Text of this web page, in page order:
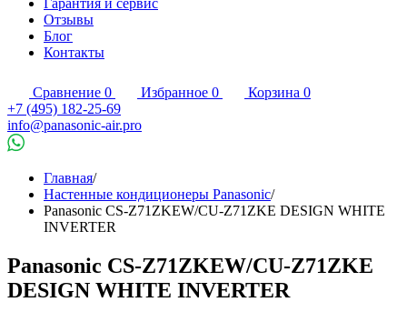
Гарантия и сервис
Отзывы
Блог
Контакты
Сравнение 0 Избранное 0 Корзина 0
+7 (495) 182-25-69
info@panasonic-air.pro
Главная/
Настенные кондиционеры Panasonic/
Panasonic CS-Z71ZKEW/CU-Z71ZKE DESIGN WHITE
INVERTER
Panasonic CS-Z71ZKEW/CU-Z71ZKE
DESIGN WHITE INVERTER